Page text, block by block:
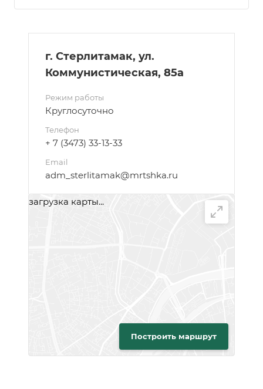
г. Стерлитамак, ул.
Коммунистическая, 85а
Режим работы
Круглосуточно
Телефон
+ 7 (3473) 33-13-33
Email
adm_sterlitamak@mrtshka.ru
Написать сообщение
загрузка карты...
Построить маршрут